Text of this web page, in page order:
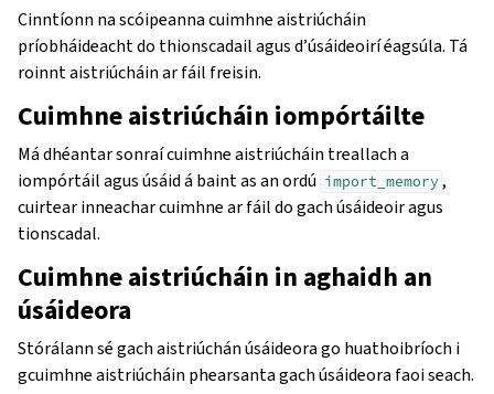
Cinntíonn na scóipeanna cuimhne aistriúcháin
príobháideacht do thionscadail agus d’úsáideoirí éagsúla. Tá
roinnt aistriúcháin ar fáil freisin.
Cuimhne aistriúcháin iompórtáilte
Má dhéantar sonraí cuimhne aistriúcháin treallach a
iompórtáil agus úsáid á baint as an ordú import_memory ,
cuirtear inneachar cuimhne ar fáil do gach úsáideoir agus
tionscadal.
Cuimhne aistriúcháin in aghaidh an
úsáideora
Stórálann sé gach aistriúchán úsáideora go huathoibríoch i
gcuimhne aistriúcháin phearsanta gach úsáideora faoi seach.